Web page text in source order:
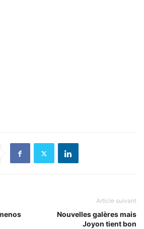
Article suivant
Nouvelles galères mais
Joyon tient bon